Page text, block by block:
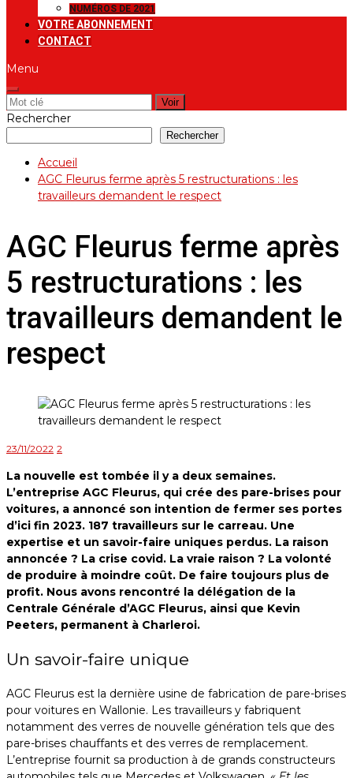
NUMÉROS DE 2021
VOTRE ABONNEMENT
CONTACT
Menu
Rechercher:
Rechercher
Rechercher
Accueil
AGC Fleurus ferme après 5 restructurations : les
travailleurs demandent le respect
AGC Fleurus ferme après
5 restructurations : les
travailleurs demandent le
respect
23/11/2022 2
La nouvelle est tombée il y a deux semaines.
L’entreprise AGC Fleurus, qui crée des pare-brises pour
voitures, a annoncé son intention de fermer ses portes
d’ici fin 2023. 187 travailleurs sur le carreau. Une
expertise et un savoir-faire uniques perdus. La raison
annoncée ? La crise covid. La vraie raison ? La volonté
de produire à moindre coût. De faire toujours plus de
profit. Nous avons rencontré la délégation de la
Centrale Générale d’AGC Fleurus, ainsi que Kevin
Peeters, permanent à Charleroi.
Un savoir-faire unique
AGC Fleurus est la dernière usine de fabrication de pare-brises
pour voitures en Wallonie. Les travailleurs y fabriquent
notamment des verres de nouvelle génération tels que des
pare-brises chauffants et des verres de remplacement.
L’entreprise fournit sa production à de grands constructeurs